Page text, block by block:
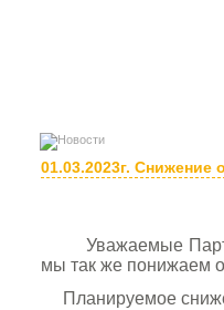
01.03.2023г. Снижение
Уважаемые
мы так же понижаем
Планируемое